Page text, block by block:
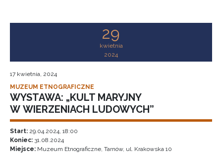
29
kwietnia
2024
17 kwietnia, 2024
MUZEUM ETNOGRAFICZNE
WYSTAWA: „KULT MARYJNY
W WIERZENIACH LUDOWYCH”
Start: 29.04.2024, 18:00
Koniec: 31.08.2024
Miejsce: Muzeum Etnograficzne, Tarnów, ul. Krakowska 10